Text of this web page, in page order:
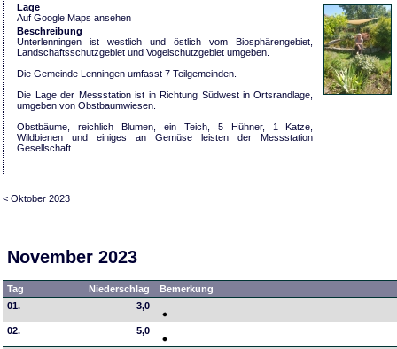
Lage
Auf Google Maps ansehen
Beschreibung
Unterlenningen ist westlich und östlich vom Biosphärengebiet,
Landschaftsschutzgebiet und Vogelschutzgebiet umgeben.
Die Gemeinde Lenningen umfasst 7 Teilgemeinden.
Die Lage der Messstation ist in Richtung Südwest in Ortsrandlage,
umgeben von Obstbaumwiesen.
Obstbäume, reichlich Blumen, ein Teich, 5 Hühner, 1 Katze,
Wildbienen und einiges an Gemüse leisten der Messstation
Gesellschaft.
< Oktober 2023
November 2023
Tag Niederschlag
Bemerkung
01.
3,0
02. 5,0